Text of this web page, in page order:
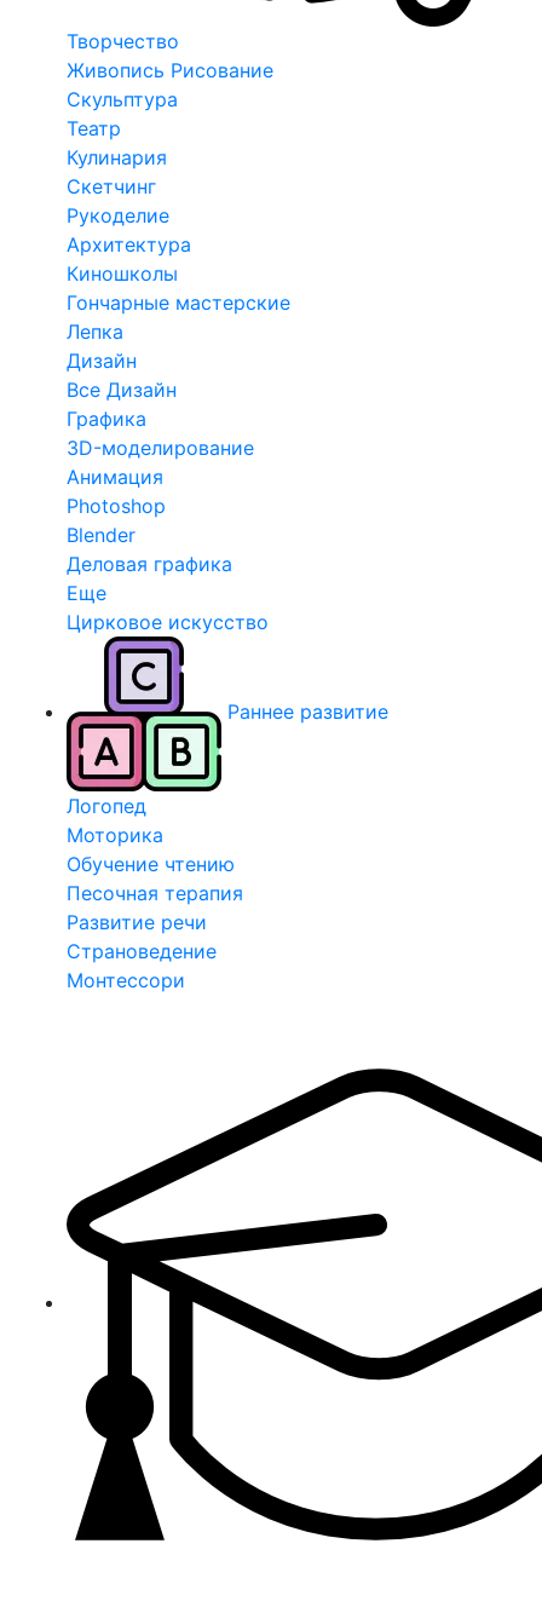
Творчество
Живопись Рисование
Скульптура
Театр
Кулинария
Скетчинг
Рукоделие
Архитектура
Киношколы
Гончарные мастерские
Лепка
Дизайн
Все Дизайн
Графика
3D-моделирование
Анимация
Photoshop
Blender
Деловая графика
Еще
Цирковое искусство
Раннее развитие
Логопед
Моторика
Обучение чтению
Песочная терапия
Развитие речи
Страноведение
Монтессори